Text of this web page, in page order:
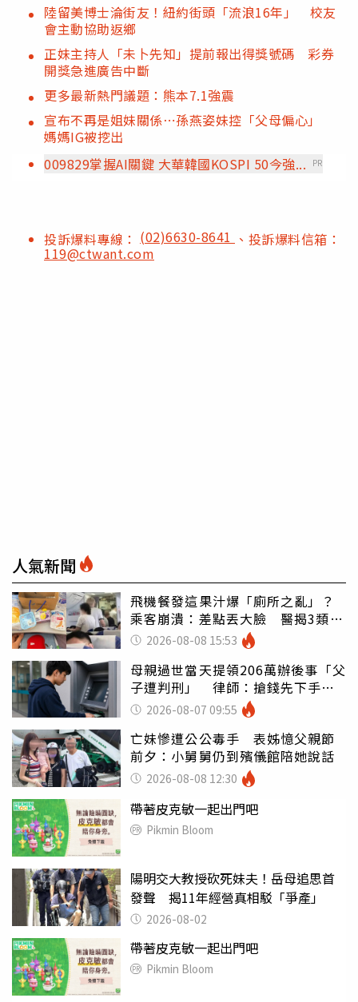
陸留美博士淪街友！紐約街頭「流浪16年」 校友
會主動協助返鄉
正妹主持人「未卜先知」提前報出得獎號碼 彩券
開獎急進廣告中斷
更多最新熱門議題：熊本7.1強震
宣布不再是姐妹關係⋯孫燕姿妹控「父母偏心」
媽媽IG被挖出
009829掌握AI關鍵 大華韓國KOSPI 50今強...
PR
投訴爆料專線： (02)6630-8641 、投訴爆料信箱：
119@ctwant.com
人氣新聞
飛機餐發這果汁爆「廁所之亂」？
乘客崩潰：差點丟大臉 醫揭3類人
別亂喝
2026-08-08 15:53
母親過世當天提領206萬辦後事「父
子遭判刑」 律師：搶錢先下手是
罪 2026-08-07 09:55
亡妹慘遭公公毒手 表姊憶父親節
前夕：小舅舅仍到殯儀館陪她說話
2026-08-08 12:30
帶著皮克敏一起出門吧
Pikmin Bloom
陽明交大教授砍死妹夫！岳母追思首
發聲 揭11年經營真相駁「爭產」
2026-08-02
帶著皮克敏一起出門吧
Pikmin Bloom